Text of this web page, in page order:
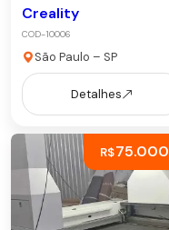
Creality
COD-10006
São Paulo – SP
Detalhes
R$75.000